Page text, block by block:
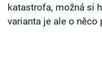
Sledujte nás
katastrofa, možná si
varianta je ale o něco